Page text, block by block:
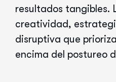
resultados tangibles.
creatividad,
disruptiva que
encima del postureo